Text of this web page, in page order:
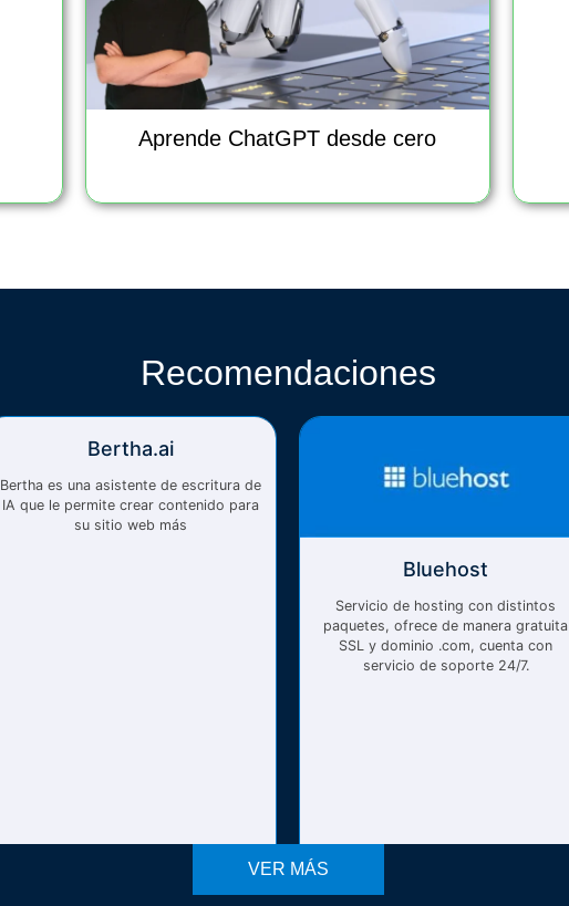
Aprende ChatGPT desde cero
Recomendaciones
Bertha.ai
Bertha es una asistente de escritura de
IA que le permite crear contenido para
su sitio web más
Bluehost
Servicio de hosting con distintos
paquetes, ofrece de manera gratuita
SSL y dominio .com, cuenta con
servicio de soporte 24/7.
VER MÁS